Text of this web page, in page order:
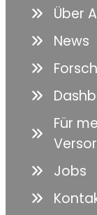
Über
News
Für
Jobs